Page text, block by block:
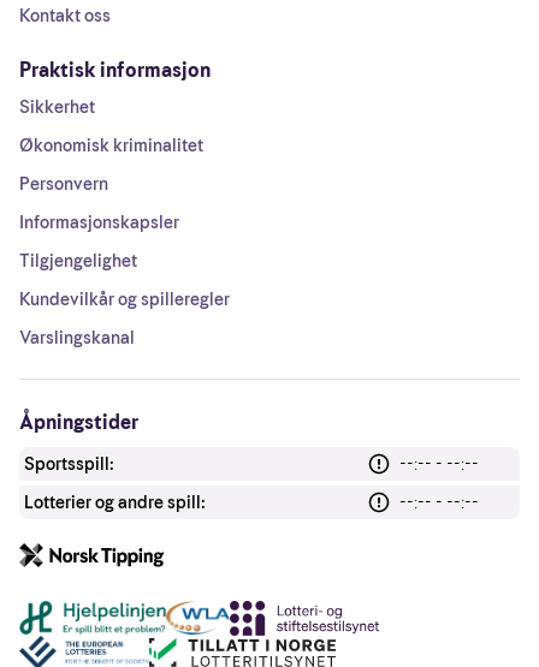
Kontakt oss
Praktisk informasjon
Sikkerhet
Økonomisk kriminalitet
Personvern
Informasjonskapsler
Tilgjengelighet
Kundevilkår og spilleregler
Varslingskanal
Åpningstider
Sportsspill:
--:-- - --:--
Lotterier og andre spill:
--:-- - --:--
Andre lenker